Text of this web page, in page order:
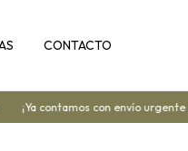
CONTACTO
¡Ya contamos con envío urgente